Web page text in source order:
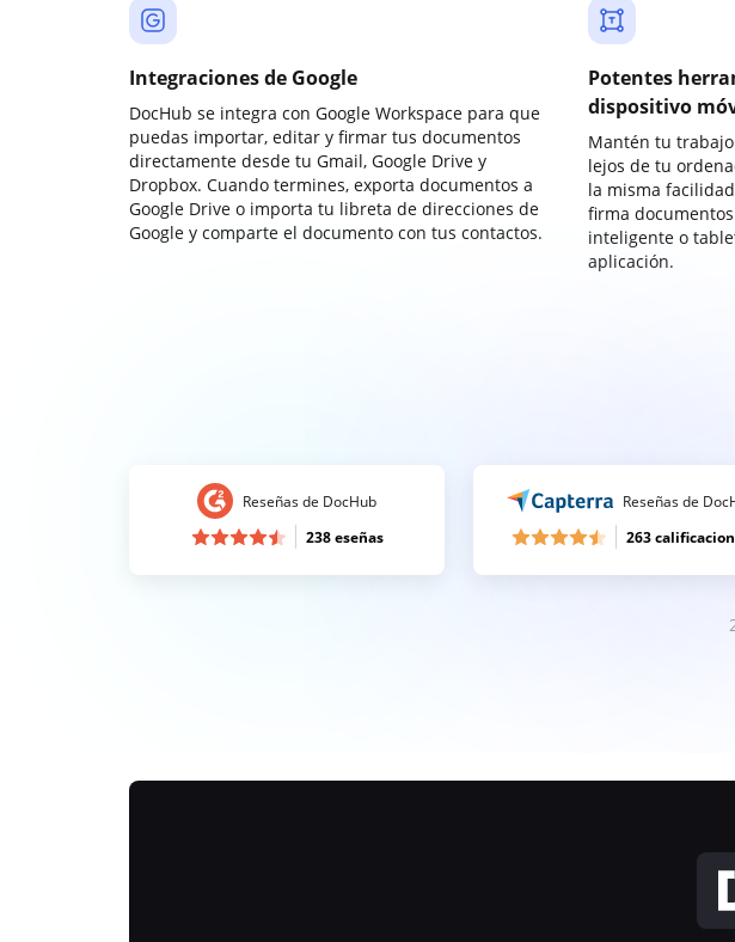
Integraciones de Google
DocHub se integra con Google Workspace para que
puedas importar, editar y firmar tus documentos
directamente desde tu Gmail, Google Drive y
Dropbox. Cuando termines, exporta documentos a
Google Drive o importa tu libreta de direcciones de
Google y comparte el documento con tus contactos.
Potentes
dispositivo
Mantén tu
lejos de tu
la misma
firma
inteligente o
aplicación.
Reseñas de DocHub
238 eseñas
Reseñas de
263